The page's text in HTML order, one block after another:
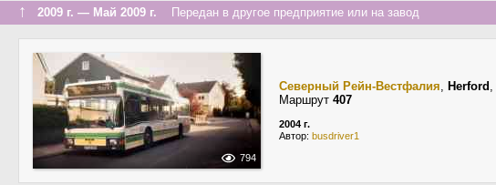
↑ 2009 г. — Май 2009 г. Передан в другое предприятие или на завод
794
Северный Рейн-Вестфалия, Herford ,
Маршрут 407
2004 г.
Автор: busdriver1